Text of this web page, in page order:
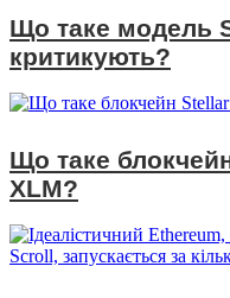
Що таке модель
критикують?
Що таке
XLM?